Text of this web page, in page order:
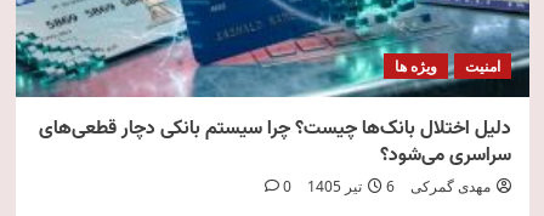
امنیت ویژه ها
دلیل اختلال بانک‌ها چیست؟ چرا سیستم بانکی دچار قطعی‌های
سراسری می‌شود؟
مهدی گمرکی 6 تیر 1405 0